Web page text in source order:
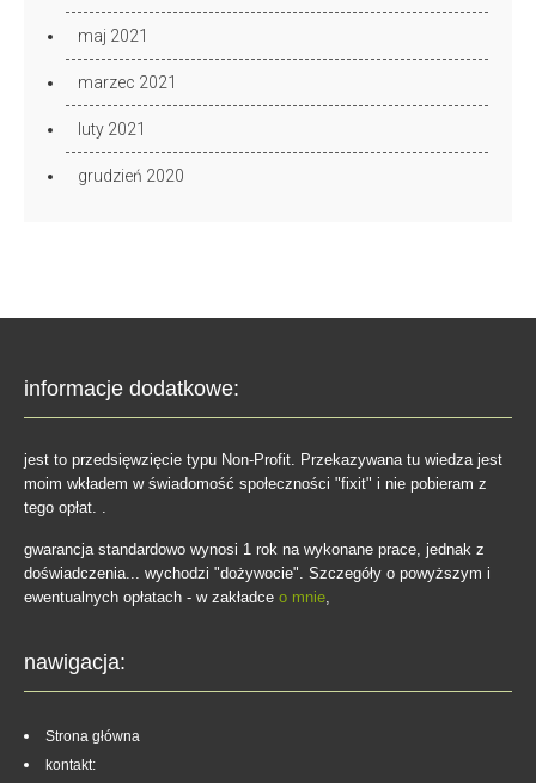
maj 2021
marzec 2021
luty 2021
grudzień 2020
informacje dodatkowe:
jest to przedsięwzięcie typu Non-Profit. Przekazywana tu wiedza jest
moim wkładem w świadomość społeczności "fixit" i nie pobieram z
tego opłat. .
gwarancja standardowo wynosi 1 rok na wykonane prace, jednak z
doświadczenia... wychodzi "dożywocie". Szczegóły o powyższym i
ewentualnych opłatach - w zakładce o mnie
nawigacja:
Strona główna
kontakt: